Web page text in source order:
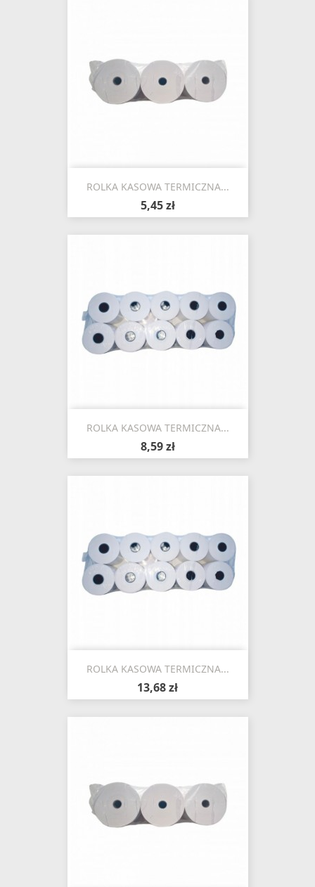
ROLKA KASOWA TERMICZNA...
5,45 zł
ROLKA KASOWA TERMICZNA...
8,59 zł
ROLKA KASOWA TERMICZNA...
13,68 zł